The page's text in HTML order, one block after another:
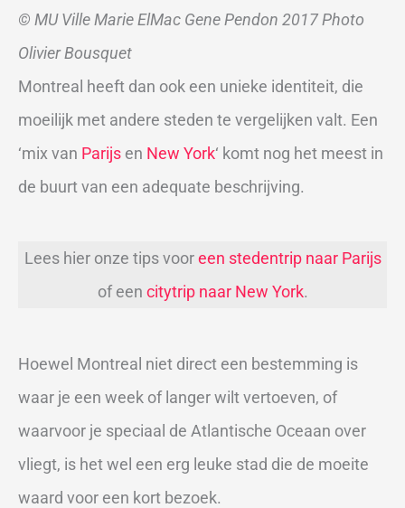
© MU Ville Marie ElMac Gene Pendon 2017 Photo
Olivier Bousquet
Montreal heeft dan ook een unieke identiteit, die
moeilijk met andere steden te vergelijken valt. Een
‘mix van Parijs en New York‘ komt nog het meest in
de buurt van een adequate beschrijving.
Lees hier onze tips vooreen stedentrip naar Parijs
of een citytrip naar New York.
Hoewel Montreal niet direct een bestemming is
waar je een week of langer wilt vertoeven, of
waarvoor je speciaal de Atlantische Oceaan over
vliegt, is het wel een erg leuke stad die de moeite
waard voor een kort bezoek.